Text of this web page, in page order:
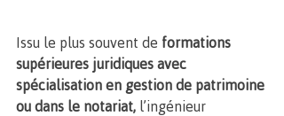
Issu le plus souvent de formations
supérieures juridiques avec
spécialisation en gestion de patrimoine
ou dans le notariat, l’ingénieur